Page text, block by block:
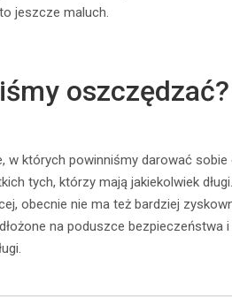
jeszcze maluch.
oszczędzać?
w których powinniśmy darować
tych, którzy mają jakiekolwiek
obecnie nie ma też bardziej
na poduszce bezpieczeństwa